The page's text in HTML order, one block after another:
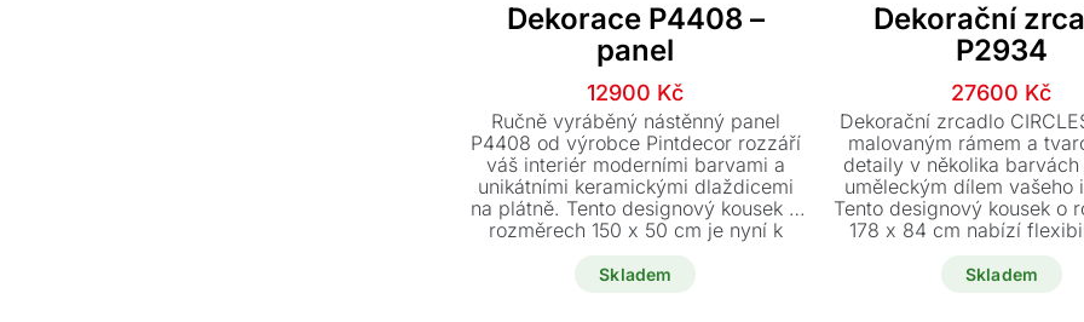
Dekorace P4408 –
panel
Původní
cena
byla:
18800 Kč.
12900 Kč
Aktuální
cena
je:
12900 Kč.
Ručně vyráběný nástěnný panel
P4408 od výrobce Pintdecor rozzáří
váš interiér moderními barvami a
unikátními keramickými dlaždicemi
na plátně. Tento designový kousek o
rozměrech 150 x 50 cm je nyní k
akční cenu 12.900 Kč.
Skladem
Dekorační
P2934
Původní
cena
byla:
32490
27600 Kč
Aktuální
cena
je:
27600
Dekorační zrcadlo
malovaným rámem a
detaily v několika barvách
uměleckým dílem vašeho
Tento designový kousek o
178 x 84 cm nabízí
zavěšení.
Skladem